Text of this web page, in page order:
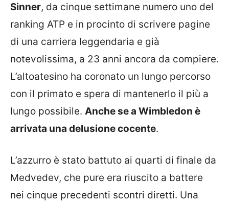
Sinner, da cinque settimane numero uno del
ranking ATP e in procinto di scrivere pagine
di una carriera leggendaria e già
notevolissima, a 23 anni ancora da compiere.
L’altoatesino ha coronato un lungo percorso
con il primato e spera di mantenerlo il più a
lungo possibile. Anche se a Wimbledon è
arrivata una delusione cocente.
L’azzurro è stato battuto ai quarti di finale da
Medvedev, che pure era riuscito a battere
nei cinque precedenti scontri diretti. Una